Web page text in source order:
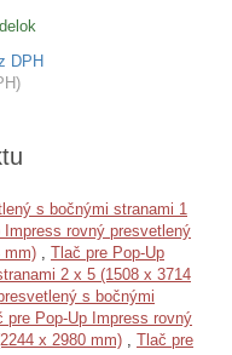
DPH
s bočnými stranami 1
Impress rovný presvetlený
mm) , Tlač pre Pop-Up
2 x 5 (1508 x 3714
s bočnými
pre Pop-Up Impress rovný
x 2980 mm) , Tlač pre